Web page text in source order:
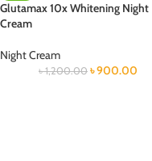
Glutamax 10x Whitening Night
Cream
Night Cream
৳1,200.00 ৳900.00